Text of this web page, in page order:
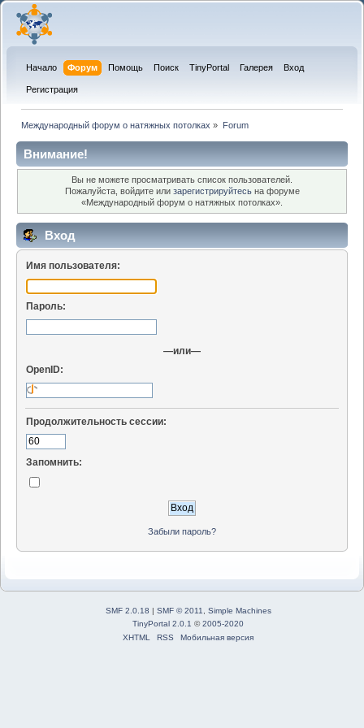
Начало Форум Помощь Поиск TinyPortal Галерея Вход
Регистрация
Международный форум о натяжных потолках » Forum
Внимание!
Вы не можете просматривать список пользователей.
Пожалуйста, войдите или зарегистрируйтесьна форуме
«Международный форум о натяжных потолках».
Вход
Имя пользователя:
Пароль:
—или—
OpenID:
Продолжительность сессии:
Запомнить:
Забыли пароль?
SMF 2.0.18 | SMF © 2011
Simple Machines
TinyPortal 2.0.1 ©2005-2020
XHTML
RSS Мобильная версия